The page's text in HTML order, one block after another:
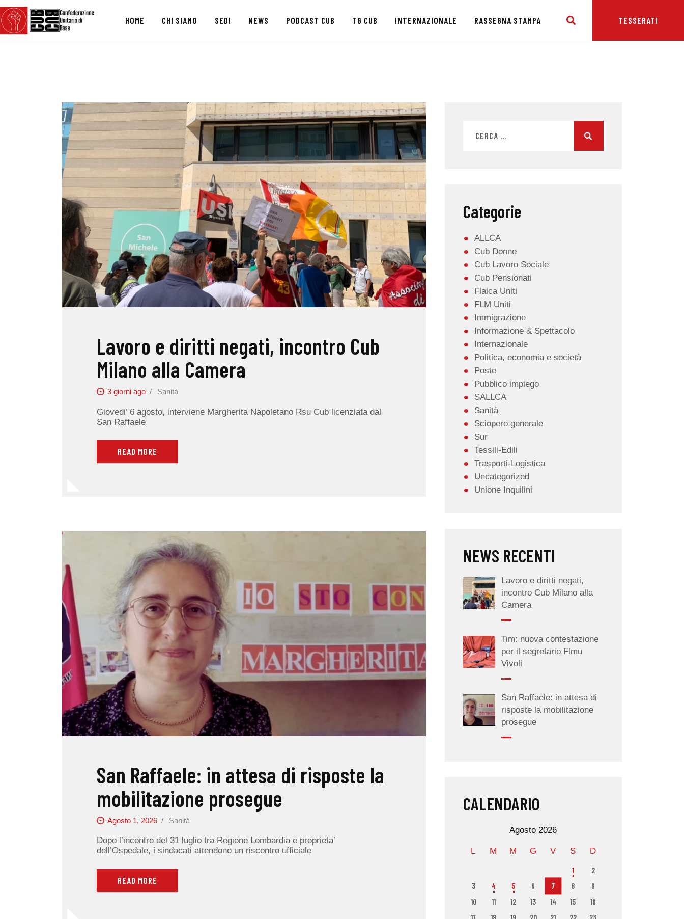
HOME CHI SIAMO SEDI NEWS PODCAST CUB TG CUB INTERNAZIONALE RASSEGNA STAMPA TESSERATI
HOME
CHI SIAMO
NEWS
PODCAST CUB
TG CUB
INTERNAZIONALE
RASSEGNA STAMPA
Lavoro e diritti negati, incontro Cub
Milano alla Camera
3 giorni ago Sanità
Giovedi’ 6 agosto, interviene Margherita Napoletano Rsu Cub licenziata dal
San Raffaele
READ MORE
San Raffaele: in attesa di risposte la
mobilitazione prosegue
Agosto 1, 2026 Sanità
Dopo l’incontro del 31 luglio tra Regione Lombardia e proprieta’
dell’Ospedale, i sindacati attendono un riscontro ufficiale
READ MORE
Categorie
ALLCA
Cub Donne
Cub Lavoro Sociale
Cub Pensionati
Flaica Uniti
FLM Uniti
Immigrazione
Informazione & Spettacolo
Internazionale
Politica, economia e società
Poste
Pubblico impiego
SALLCA
Sanità
Sciopero generale
Sur
Tessili-Edili
Trasporti-Logistica
Uncategorized
Unione Inquilini
NEWS RECENTI
Lavoro e diritti negati,
incontro Cub Milano alla
Camera
Tim: nuova contestazione
per il segretario Flmu
Vivoli
San Raffaele: in attesa di
risposte la mobilitazione
prosegue
CALENDARIO
Agosto 2026
L M M G V S D
1
2
3
4 5 6 7 8
9
10
11 12 13 14 15
16